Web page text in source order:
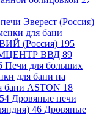
Эверест (Россия)
для бани
(Россия) 195
ВВД 89
Печи для больших
для бани на
бани ASTON 18
54 Дровяные печи
46 Дровяные